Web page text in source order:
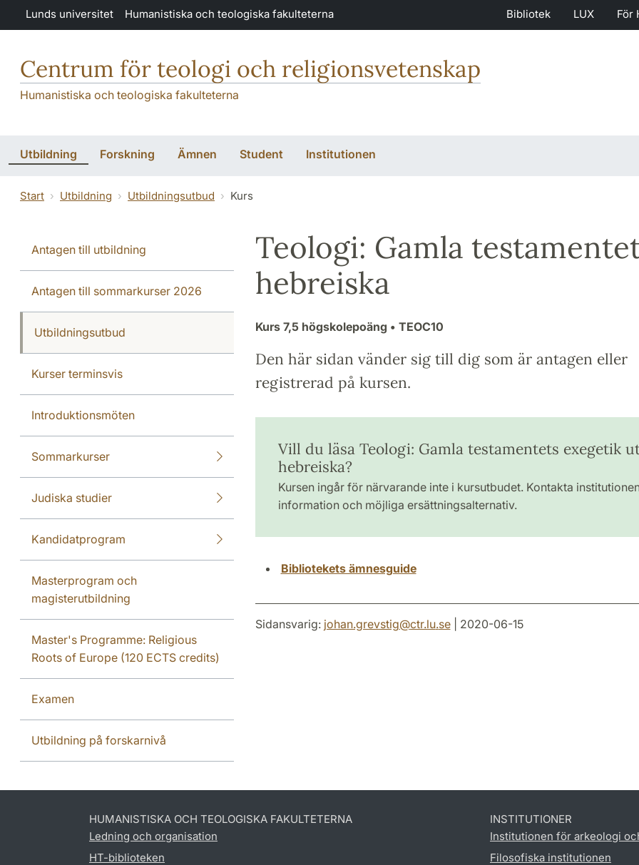
Hoppa till huvudinnehåll
Lunds universitet Humanistiska och teologiska fakulteterna Bibliotek LUX För
Centrum för teologi och religionsvetenskap
Humanistiska och teologiska fakulteterna
Utbildning Forskning Ämnen Student Institutionen
Start Utbildning Utbildningsutbud Kurs
Antagen till utbildning
Antagen till sommarkurser 2026
Utbildningsutbud
Kurser terminsvis
Introduktionsmöten
Sommarkurser
Judiska studier
Kandidatprogram
Masterprogram och
magisterutbildning
Master's Programme: Religious
Roots of Europe (120 ECTS credits)
Examen
Utbildning på forskarnivå
Teologi: Gamla
hebreiska
Kurs 7,5 högskolepoäng • TEOC10
Den här sidan vänder sig till dig som är antagen eller
registrerad på kursen.
Vill du läsa Teologi: Gamla testamentets exegetik
hebreiska?
Kursen ingår för närvarande inte i kursutbudet. Kontakta
information och möjliga ersättningsalternativ.
Bibliotekets ämnesguide
Sidansvarig: johan.grevstig@ctr.lu.se| 2020-06-15
HUMANISTISKA OCH TEOLOGISKA FAKULTETERNA
Ledning och organisation
HT-biblioteken
INSTITUTIONER
Institutionen för arkeologi
Filosofiska institutionen